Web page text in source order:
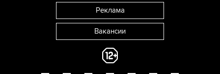
Реклама
Вакансии